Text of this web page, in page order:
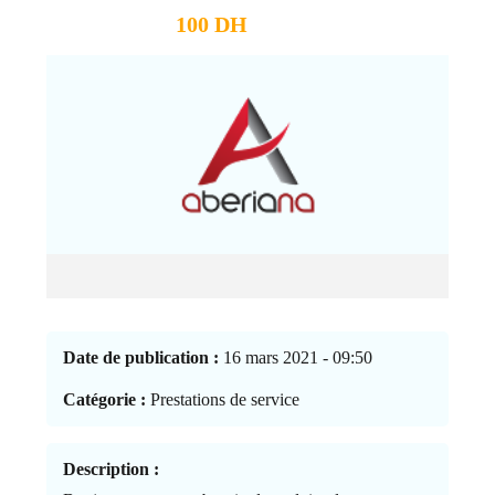
100 DH
Date de publication : 16 mars 2021 - 09:50
Catégorie : Prestations de service
Description :